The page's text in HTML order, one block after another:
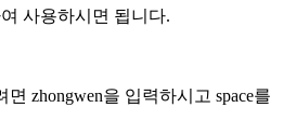
사용하시면 됩니다.
면 zhongwen을 입력하시고 space를